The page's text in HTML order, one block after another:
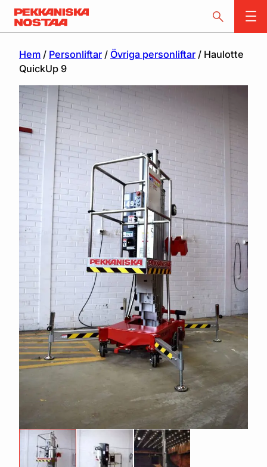
Hem / Personliftar / Övriga personliftar / Haulotte
QuickUp 9